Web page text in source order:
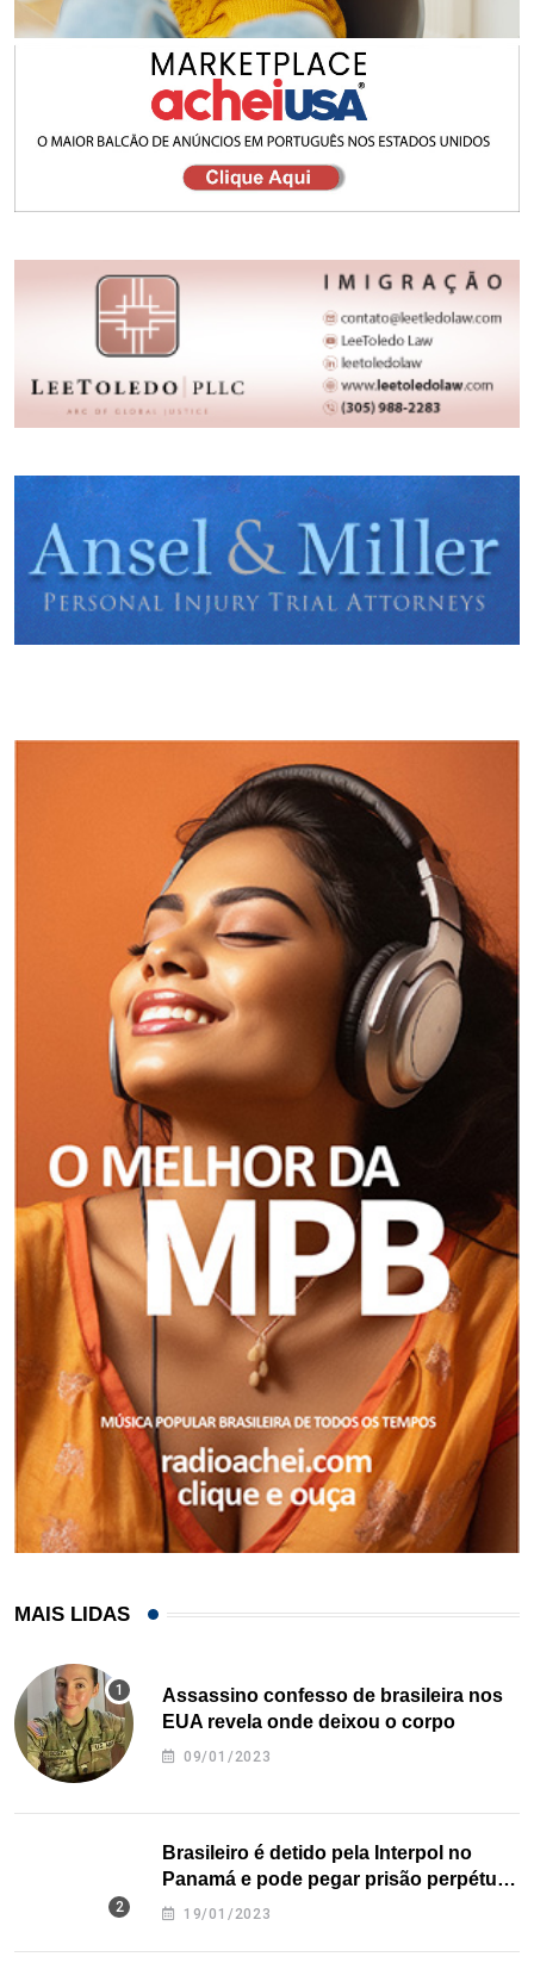
MAIS LIDAS
Assassino confesso de brasileira nos
EUA revela onde deixou o corpo
09/01/2023
Brasileiro é detido pela Interpol no
Panamá e pode pegar prisão perpétua
nos EUA
19/01/2023